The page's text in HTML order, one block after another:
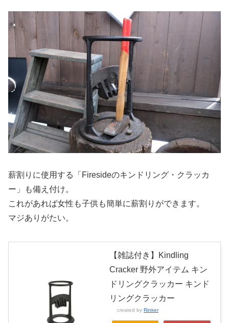
薪割りに使用する「Firesideのキンドリング・クラッカ
ー」も備え付け。
これがあれば女性も子供も簡単に薪割りができます。
マジありがたい。
【雑誌付き】Kindling
Cracker 野外アイテム キン
ドリングクラッカー キンド
リングクラッカー
created by Rinker